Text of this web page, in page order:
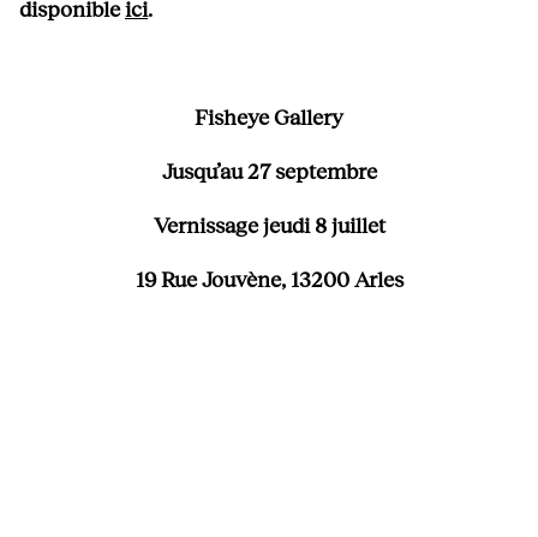
disponibleici.
Fisheye Gallery
Jusqu’au 27 septembre
Vernissage jeudi 8 juillet
19 Rue Jouvène, 13200 Arles